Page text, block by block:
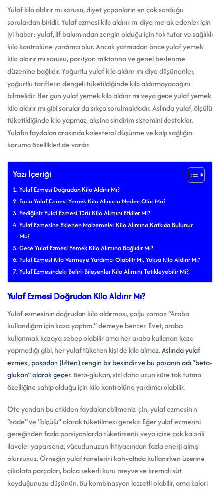
Yulaf kilo aldırır mı sorusu, diyet yapanların en çok sorduğu
sorulardan biridir. Yulaf ezmesi kilo aldırır mı diye merak edenler için
iyi haber: yulaf, lif bakımından zengin olduğu için tok tutar ve sağlıklı
kilo kontrolüne yardımcı olur. Ancak yatmadan önce yulaf yemek
kilo aldırır mı sorusu, porsiyon miktarına ve genel beslenme
düzenine bağlıdır. Yoğurtlu yulaf kilo aldırır mı diye düşünenler,
yoğurtlu tariflerin dengeli tüketildiğinde kilo aldırmayacağını
bilmelidir. Her gün yulaf yemek kilo aldırır mı veya gece yulaf yemek
kilo aldırır mı gibi sorular da sıkça sorulmaktadır. Aslında yulaf, ölçülü
tüketildiğinde kilo yapmaz, aksine sindirim sistemini destekler.
Yulafın faydaları arasında kolesterol düşürme ve kalp sağlığını
koruma özellikleri de vardır.
Yazı İçeriği
Yulaf Ezmesi Doğrudan Kilo Aldırır Mı?
Fazla Yulaf Ezmesi Yemek Kilo Alımına Neden Olur Mu?
Yediğiniz Yulaf Ezmesi Türü Kilo Alımını Etkiler Mi?
Yulaf Ezmesine Eklenen Malzemeler Kilo Alımına Katkıda Bulunur
Mu?
Gece Yulaf Ezmesi Yemek Kilo Alımına Bağlıdır Mı?
Yulaf Ezmesi Kilo Vermeye Yardımcı Olabilir Mi, Yoksa Kilo Aldırır Mı?
Yulaf Ezmesindeki Belirli Bileşenler Kilo Alımını Tetikleyebilir Mi?
Yulaf Ezmesi Doğrudan Kilo Aldırır Mı?
Yulaf ezmesinin doğrudan kilo aldırması, çoğu zaman “Araba
kullandığım için kaza yaptım.” demeye benzer. Evet, araba
kullanmak kazaya sebep olabilir ama her araba kullanan kaza
yapmadığı gibi, her yulaf tüketen kişi de kilo almaz.Aslında yulaf
ezmesi, posadan (liften) zengin bir besindir ve bu posanın adı “beta-
glukan” olarak geçer.Beta-glukan, sizi daha uzun süre tok tutma
özelliğine sahip olduğu için kilo kontrolüne yardımcı olabilir.
Öte yandan bu etkiden faydalanabilmeniz için, yulaf ezmesinin
“sade” ve “ölçülü” olarak tüketilmesi gerekir. Eğer yulaf ezmesini
gereğinden fazla porsiyonlarda tüketirseniz veya içine çok kalorili
ilaveler yaparsanız, vücudunuzun ihtiyacından fazla enerji almış
olursunuz. Örneğin yulaf tanelerini kahvaltıda kullanırken üzerine
çikolata parçaları, bolca şekerli kuru meyve ve kremalı süt
koyduğunuzu düşünün. Bu kombinasyon lezzetli olabilir, ama kalori